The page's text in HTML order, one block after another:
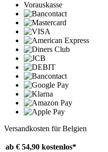
Vorauskasse
Versandkosten für Belgien
ab € 54,90 kostenlos*